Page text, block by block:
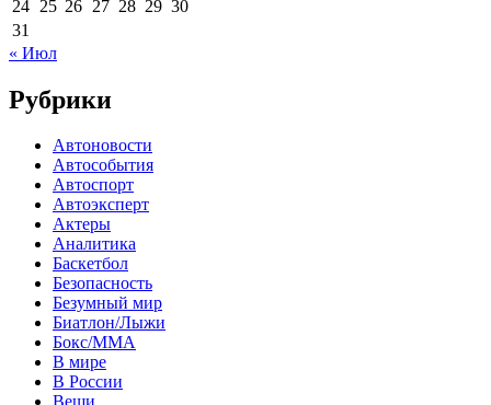
24 25 26 27 28 29 30
31
« Июл
Рубрики
Автоновости
Автособытия
Автоспорт
Автоэксперт
Актеры
Аналитика
Баскетбол
Безопасность
Безумный мир
Биатлон/Лыжи
Бокс/MMA
В мире
В России